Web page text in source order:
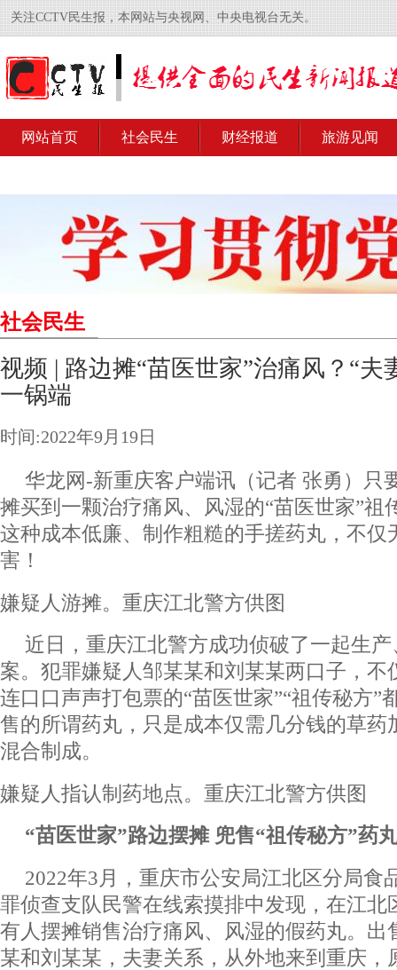
关注CCTV民生报，本网站与央视网、中央电视台无关。
网站首页 社会民生 财经报道 旅游见闻
社会民生
视频 | 路边摊“苗医世家”治痛风？“夫
一锅端
时间:2022年9月19日
华龙网-新重庆客户端讯（记者 张勇）只
摊买到一颗治疗痛风、风湿的“苗医世家”祖
这种成本低廉、制作粗糙的手搓药丸，不仅
害！
嫌疑人游摊。重庆江北警方供图
近日，重庆江北警方成功侦破了一起生
案。犯罪嫌疑人邹某某和刘某某两口子，不
连口口声声打包票的“苗医世家”“祖传秘方”
售的所谓药丸，只是成本仅需几分钱的草药
混合制成。
嫌疑人指认制药地点。重庆江北警方供图
“苗医世家”路边摆摊 兜售“祖传秘方”药
2022年3月，重庆市公安局江北区分局食
罪侦查支队民警在线索摸排中发现，在江北
有人摆摊销售治疗痛风、风湿的假药丸。出
某和刘某某，夫妻关系，从外地来到重庆，